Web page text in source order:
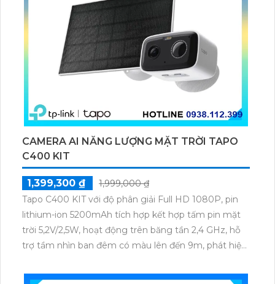
CAMERA AI NĂNG LƯỢNG MẶT TRỜI TAPO
C400 KIT
1,399,300 ₫
1,999,000 ₫
Tapo C400 KIT với độ phân giải Full HD 1080P, pin
lithium-ion 5200mAh tích hợp kết hợp tấm pin mặt
trời 5,2V/2,5W, hoạt động trên băng tần 2,4 GHz, hỗ
trợ tầm nhìn ban đêm có màu lên đến 9m, phát hiện
dữ liệu qua thẻ microSD lên đến 512GB.